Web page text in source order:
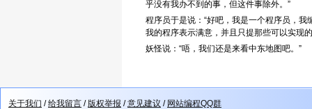
乎没有我办不到的事，但这件事除外。”
程序员于是说：“好吧，我是一个程序员，
我的程序表示满意，并且只提那些可以实现
妖怪说：“唔，我们还是来看中东地图吧。”
关于我们 /给我留言 /版权举报 /意见建议 / 网站编程QQ群